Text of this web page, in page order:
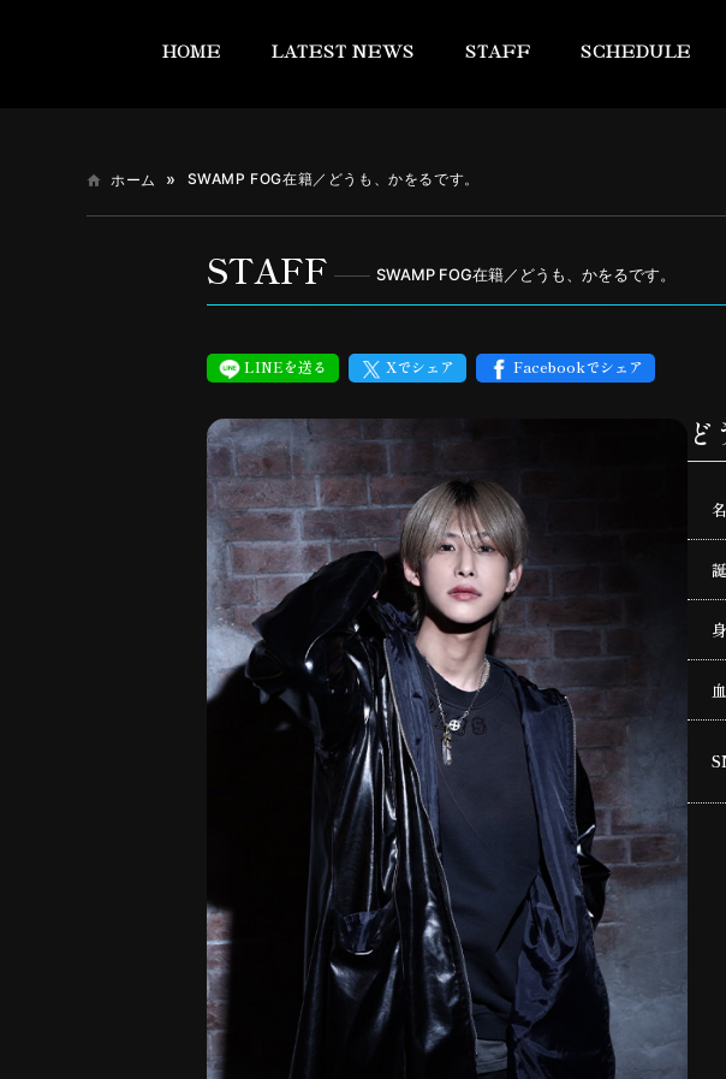
HOME LATEST NEWS STAFF SCHEDULE
ホーム SWAMP FOG在籍／どうも、かをるです。
STAFF SWAMP FOG在籍／どうも、かをるです。
LINEを送る Xでシェア Facebookでシェア